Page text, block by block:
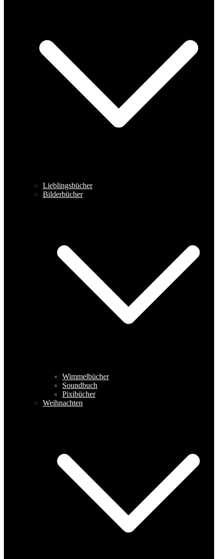
Lieblingsbücher
Bilderbücher
Wimmelbücher
Soundbuch
Pixibücher
Weihnachten